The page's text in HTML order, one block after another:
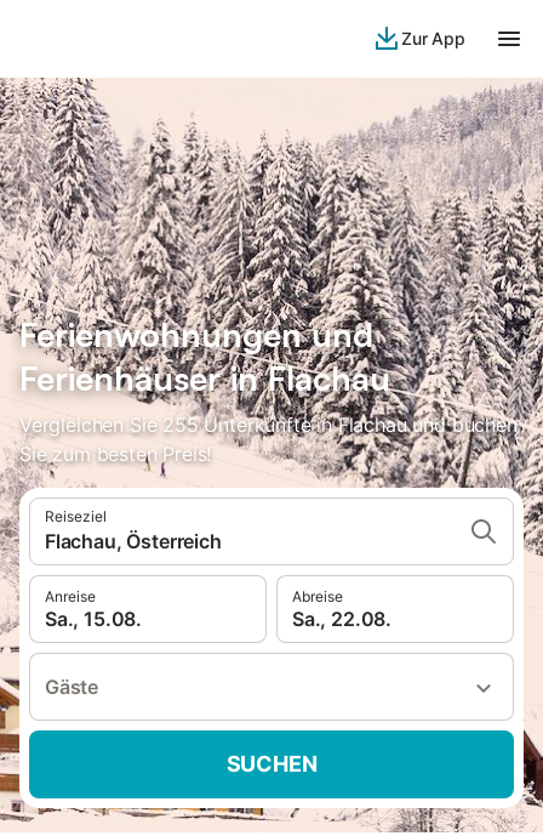
Zur App
Ferienwohnungen und
Ferienhäuser in Flachau
Vergleichen Sie 255 Unterkünfte in Flachau und buchen
Sie zum besten Preis!
Reiseziel
Flachau, Österreich
Anreise
Sa., 15.08.
Abreise
Sa., 22.08.
Gäste
SUCHEN